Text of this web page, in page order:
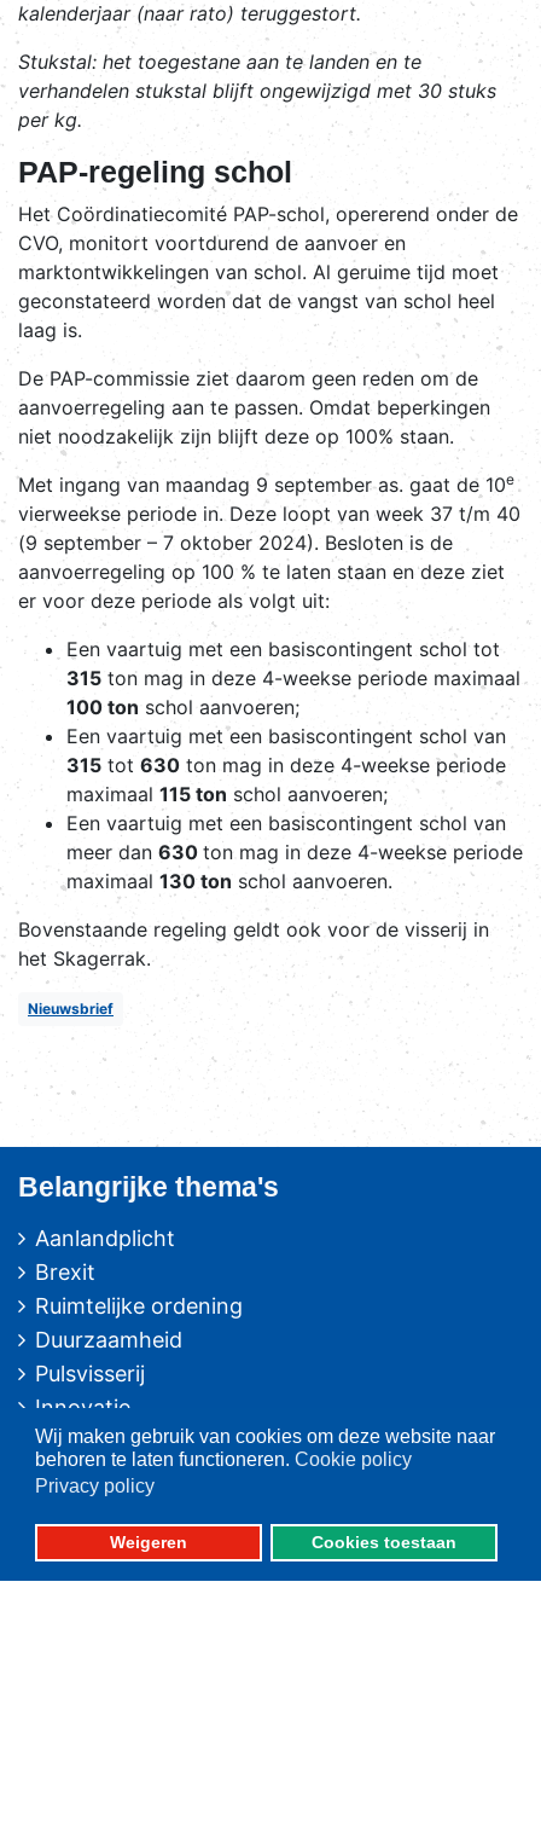
Wij maken gebruik van cookies om deze website naar
behoren te laten functioneren. Cookie policy
Privacy policy
Weigeren Cookies toestaan
kalenderjaar (naar rato) teruggestort.
Stukstal: het toegestane aan te landen en te
verhandelen stukstal blijft ongewijzigd met 30 stuks
per kg.
PAP-regeling schol
Het Coördinatiecomité PAP-schol, opererend onder de
CVO, monitort voortdurend de aanvoer en
marktontwikkelingen van schol. Al geruime tijd moet
geconstateerd worden dat de vangst van schol heel
laag is.
De PAP-commissie ziet daarom geen reden om de
aanvoerregeling aan te passen. Omdat beperkingen
niet noodzakelijk zijn blijft deze op 100% staan.
Met ingang van maandag 9 september as. gaat de 10e
vierweekse periode in. Deze loopt van week 37 t/m 40
(9 september – 7 oktober 2024). Besloten is de
aanvoerregeling op 100 % te laten staan en deze ziet
er voor deze periode als volgt uit:
Een vaartuig met een basiscontingent schol tot
315 ton mag in deze 4-weekse periode maximaal
100 ton schol aanvoeren;
Een vaartuig met een basiscontingent schol van
315 tot 630 ton mag in deze 4-weekse periode
maximaal 115 ton schol aanvoeren;
Een vaartuig met een basiscontingent schol van
meer dan 630 ton mag in deze 4-weekse periode
maximaal 130 ton schol aanvoeren.
Bovenstaande regeling geldt ook voor de visserij in
het Skagerrak.
Nieuwsbrief
Belangrijke thema's
Aanlandplicht
Brexit
Ruimtelijke ordening
Duurzaamheid
Pulsvisserij
Innovatie
Algemeen/Overig beleid
Vissers voor schone zee
Op deze website
Over VisNed